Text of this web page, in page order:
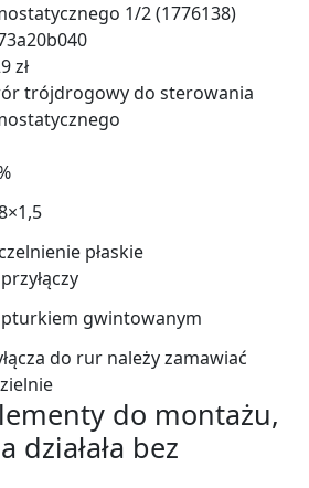
1/2 (1776138)
zł
trójdrogowy do sterowania
płaskie
gwintowanym
do rur należy zamawiać
do montażu,
działała bez